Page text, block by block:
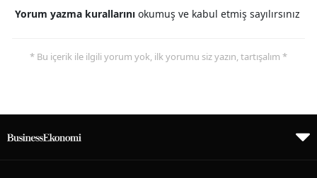
Yorum yazma kurallarını okumuş ve kabul etmiş sayılırsınız
* Bu içerik ile ilgili yorum yok, ilk yorumu siz yazın, tartışalım *